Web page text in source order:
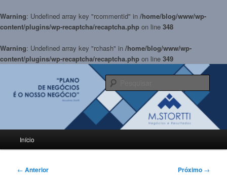
Warning: Undefined array key "rcommentid" in /home/blog/www/wp-
content/plugins/wp-recaptcha/recaptcha.php on line 348
Warning: Undefined array key "rchash" in /home/blog/www/wp-
content/plugins/wp-recaptcha/recaptcha.php on line 349
BLOG M.Stortti
principal
Início
Navegação
← Anterior Próximo →